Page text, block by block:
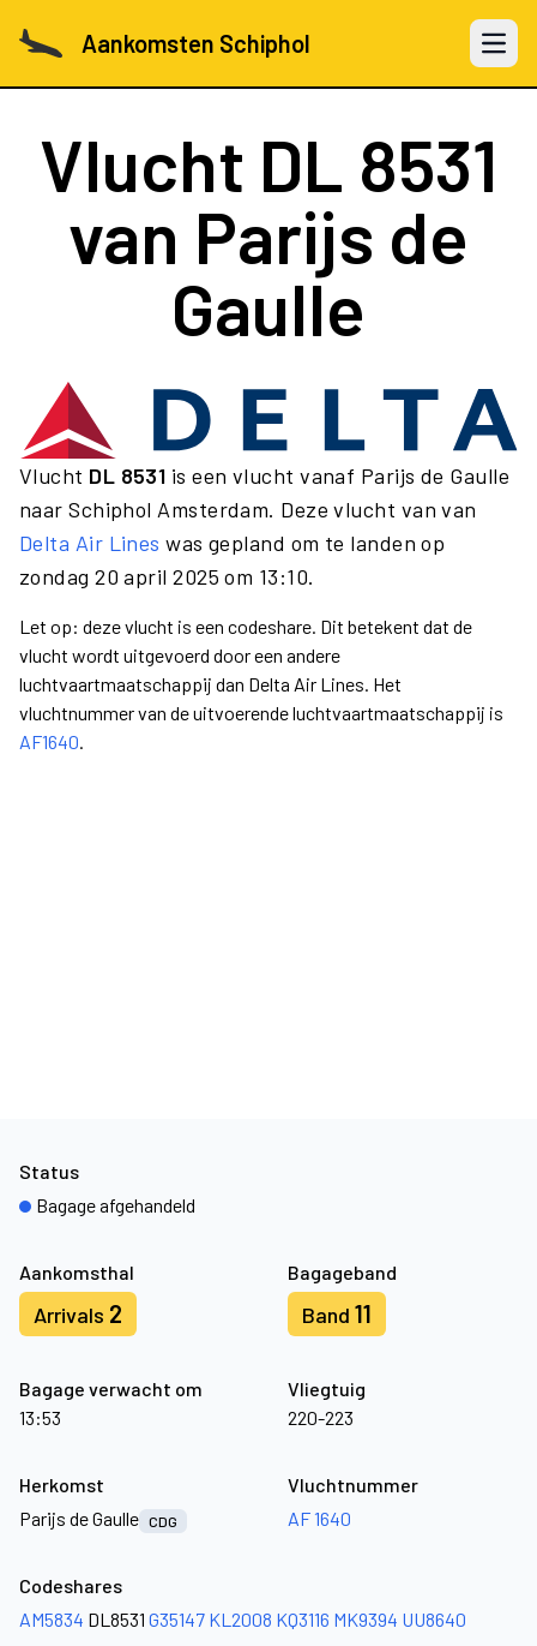
Aankomsten Schiphol Open
Vlucht DL 8531
van Parijs de
Gaulle
Vlucht DL 8531 is een vlucht vanaf Parijs de Gaulle
naar Schiphol Amsterdam. Deze vlucht van van
Delta Air Lines was gepland om te landen op
zondag 20 april 2025 om 13:10.
Let op: deze vlucht is een codeshare. Dit betekent dat de
vlucht wordt uitgevoerd door een andere
luchtvaartmaatschappij dan Delta Air Lines. Het
vluchtnummer van de uitvoerende luchtvaartmaatschappij is
AF1640.
Aankomsthal
Arrivals 2
Bagageband
Band 11
Bagage verwacht om
13:53
Vliegtuig
220-223
Status
Bagage afgehandeld
Herkomst
Parijs de Gaulle CDG
Vluchtnummer
AF 1640
Codeshares
AM5834 DL8531 G35147 KL2008 KQ3116 MK9394 UU8640